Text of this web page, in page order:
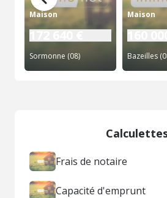
Maison
Sormonne (08)
Maison
Bazeilles
Frais de notaire
Capacité d'emprunt